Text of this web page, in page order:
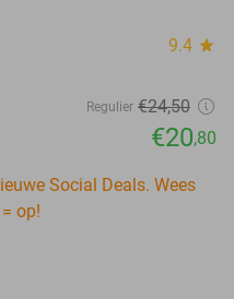
9.4 star
Regulier €24,50
€20,80
Social Deals. Wees
op!